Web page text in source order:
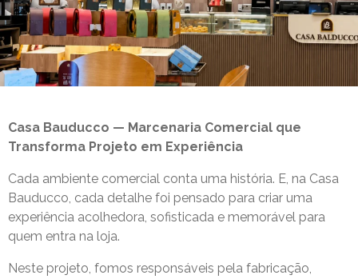
Casa Bauducco — Marcenaria Comercial que
Transforma Projeto em Experiência
Cada ambiente comercial conta uma história. E, na Casa
Bauducco, cada detalhe foi pensado para criar uma
experiência acolhedora, sofisticada e memorável para
quem entra na loja.
Neste projeto, fomos responsáveis pela fabricação,